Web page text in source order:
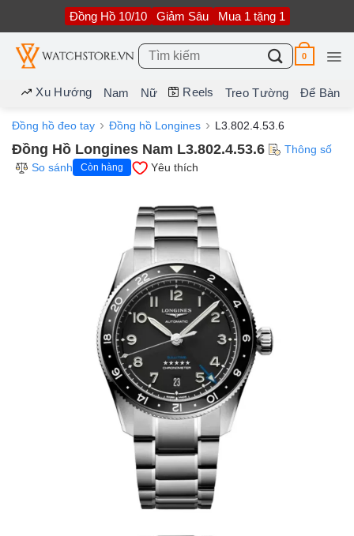
nội
dung
Đồng Hồ 10/10 Giảm Sâu Mua 1 tặng 1
Tìm
kiếm:
0
Xu Hướng Nam Nữ Reels Treo Tường Để Bàn
Đồng hồ đeo tay Đồng hồ Longines L3.802.4.53.6
Đồng Hồ Longines Nam L3.802.4.53.6
Thông số
So sánh
Còn hàng Yêu thích